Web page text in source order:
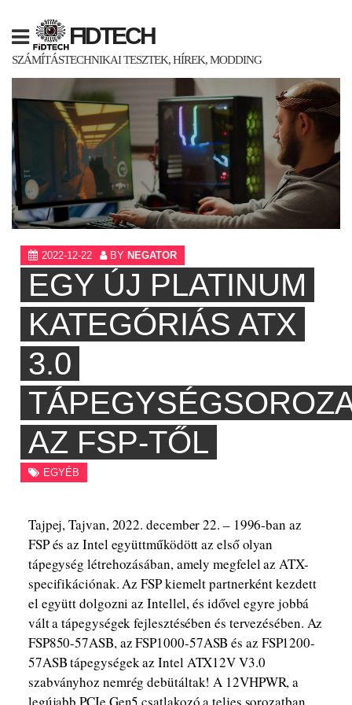
content
FIDTECH
SZÁMÍTÁSTECHNIKAI TESZTEK, HÍREK, MODDING
2022-12-22 BY NEGATOR
EGY ÚJ PLATINUM
KATEGÓRIÁS ATX
3.0
AZ FSP-TŐL
EGYÉB
Tajpej, Tajvan, 2022. december 22. – 1996-ban az
FSP és az Intel együttműködött az első olyan
tápegység létrehozásában, amely megfelel az ATX-
specifikációnak. Az FSP kiemelt partnerként kezdett
el együtt dolgozni az Intellel, és idővel egyre jobbá
vált a tápegységek fejlesztésében és tervezésében. Az
FSP850-57ASB, az FSP1000-57ASB és az FSP1200-
57ASB tápegységek az Intel ATX12V V3.0
szabványhoz nemrég debütáltak! A 12VHPWR, a